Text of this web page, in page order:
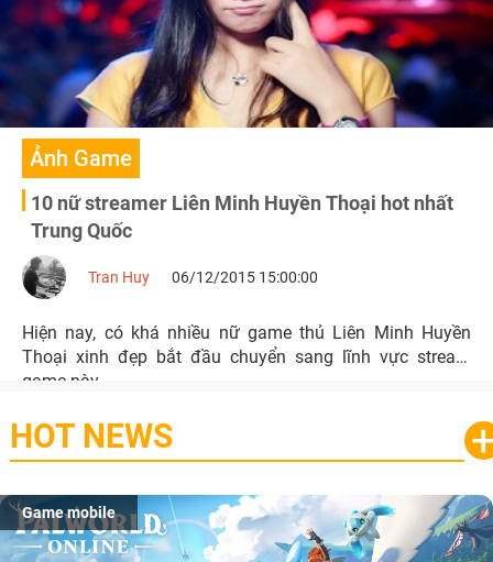
Ảnh Game
10 nữ streamer Liên Minh Huyền Thoại hot nhất
Trung Quốc
Tran Huy 06/12/2015 15:00:00
Hiện nay, có khá nhiều nữ game thủ Liên Minh Huyền
Thoại xinh đẹp bắt đầu chuyển sang lĩnh vực stream
game này.
HOT NEWS
Game mobile